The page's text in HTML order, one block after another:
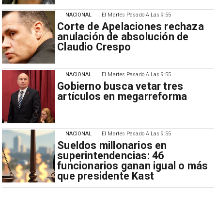
El Martes Pasado A Las 9:55
Corte de Apelaciones rechaza
anulación de absolución de
Claudio Crespo
NACIONAL
El Martes Pasado A Las 9:55
Gobierno busca vetar tres
artículos en megarreforma
NACIONAL
El Martes Pasado A Las 9:55
Sueldos millonarios en
superintendencias: 46
funcionarios ganan igual o más
que presidente Kast
NACIONAL